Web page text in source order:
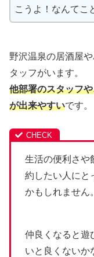
こうよ！なんてこ
野沢温泉の居酒屋
タッフがいます。
他部署のスタッフ
が出来やすいです。
生活の便利さや
約したい人にと
かもしれません。
仲良くなると遊
いと良くない